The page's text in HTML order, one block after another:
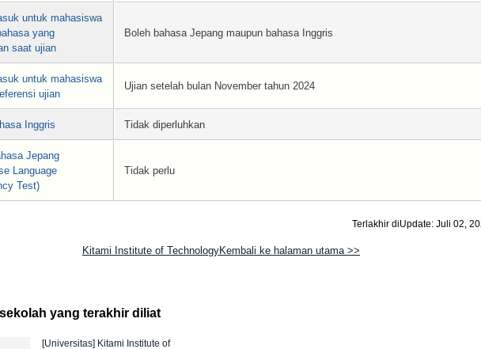
untuk mahasiswa
yang
saat ujian
Boleh bahasa Jepang maupun bahasa Inggris
untuk mahasiswa
ujian
Ujian setelah bulan November tahun 2024
Inggris Tidak diperluhkan
Jepang
Language
Test)
Tidak perlu
Terlakhir diUpdate: Juli 02,
Kitami Institute of TechnologyKembali ke halaman utama >>
yang terakhir diliat
[Universitas] Kitami Institute of